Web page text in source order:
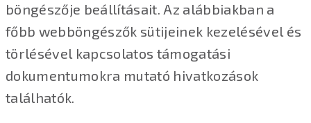
böngészője beállításait. Az alábbiakban a
főbb webböngészők sütijeinek kezelésével és
törlésével kapcsolatos támogatási
dokumentumokra mutató hivatkozások
találhatók.